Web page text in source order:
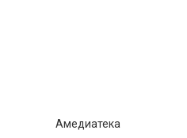
Амедиатека